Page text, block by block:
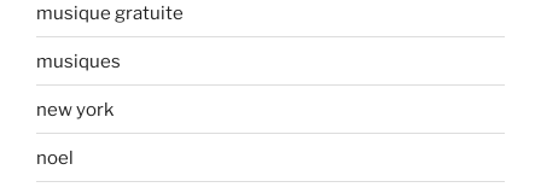
musique gratuite
musiques
new york
noel